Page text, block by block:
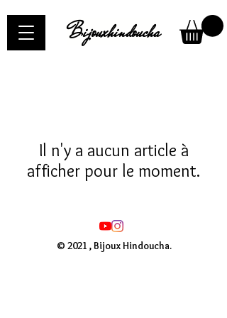
Bijouxhindoucha
Il n'y a aucun article à
afficher pour le moment.
© 2021 , Bijoux Hindoucha.